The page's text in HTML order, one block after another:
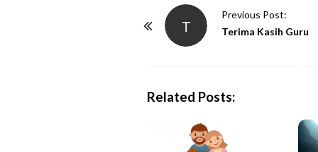
T
Previous Post:
Terima Kasih Guru
Related Posts: